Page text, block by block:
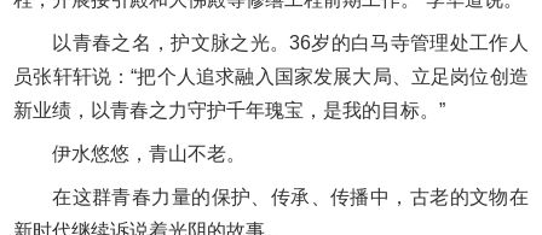
以青春之名，护文脉之光。36岁的白马寺管理处工作人
员张轩轩说：“把个人追求融入国家发展大局、立足岗位创造
新业绩，以青春之力守护千年瑰宝，是我的目标。”
伊水悠悠，青山不老。
在这群青春力量的保护、传承、传播中，古老的文物在